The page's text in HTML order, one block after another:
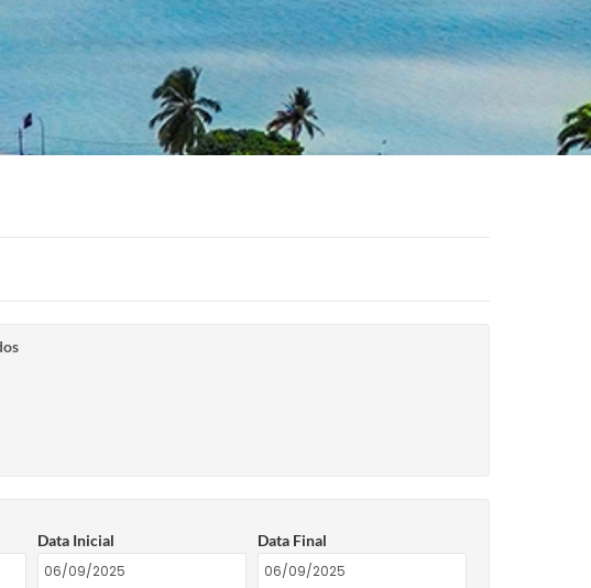
Data Inicial Data Final